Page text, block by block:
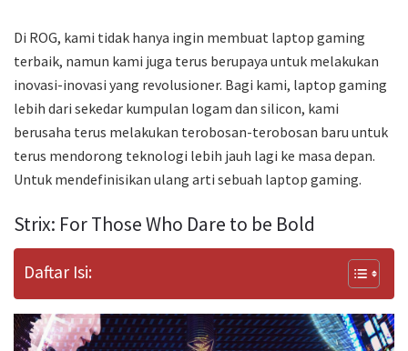
Di ROG, kami tidak hanya ingin membuat laptop gaming
terbaik, namun kami juga terus berupaya untuk melakukan
inovasi-inovasi yang revolusioner. Bagi kami, laptop gaming
lebih dari sekedar kumpulan logam dan silicon, kami
berusaha terus melakukan terobosan-terobosan baru untuk
terus mendorong teknologi lebih jauh lagi ke masa depan.
Untuk mendefinisikan ulang arti sebuah laptop gaming.
Strix: For Those Who Dare to be Bold
Daftar Isi: